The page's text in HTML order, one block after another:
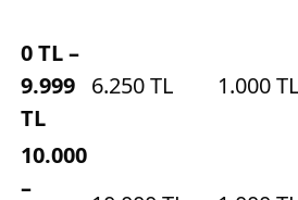
0 TL –
9.999
TL
6.250 TL 1.000 TL
10.000
–